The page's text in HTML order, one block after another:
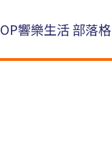
OP響樂生活 部落格